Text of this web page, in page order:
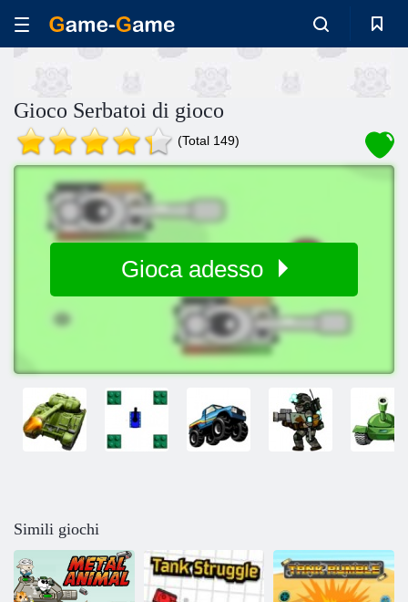
Gioco Serbatoi di gioco
(Total 149)
Gioca adesso
Simili giochi